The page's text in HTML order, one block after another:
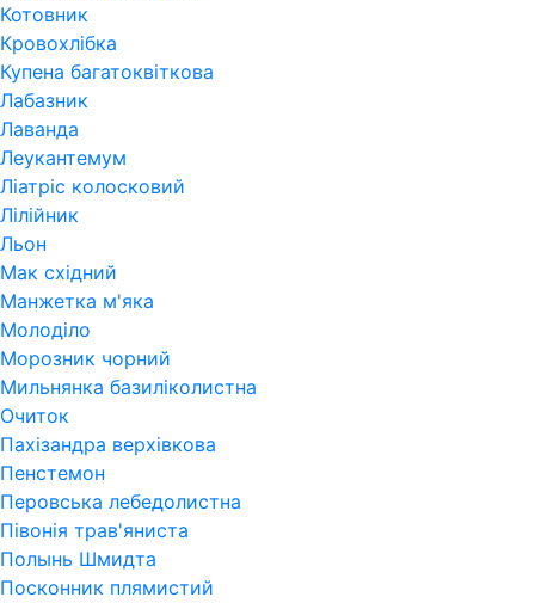
Котовник
Кровохлібка
Купена багатоквіткова
Лабазник
Лаванда
Леукантемум
Ліатріс колосковий
Лілійник
Льон
Мак східний
Манжетка м'яка
Молоділо
Морозник чорний
Мильнянка базиліколистна
Очиток
Пахізандра верхівкова
Пенстемон
Перовська лебедолистна
Півонія трав'яниста
Полынь Шмидта
Посконник плямистий